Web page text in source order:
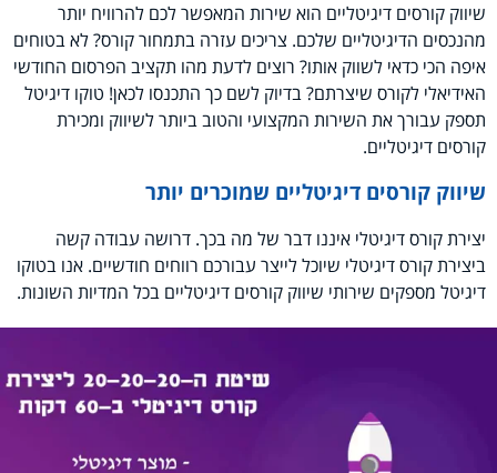
שיווק קורסים דיגיטליים הוא שירות המאפשר לכם להרוויח יותר
מהנכסים הדיגיטליים שלכם. צריכים עזרה בתמחור קורס? לא בטוחים
איפה הכי כדאי לשווק אותו? רוצים לדעת מהו תקציב הפרסום החודשי
האידיאלי לקורס שיצרתם? בדיוק לשם כך התכנסו לכאן! טוקו דיגיטל
תספק עבורך את השירות המקצועי והטוב ביותר לשיווק ומכירת
קורסים דיגיטליים.
שיווק קורסים דיגיטליים שמוכרים יותר
יצירת קורס דיגיטלי איננו דבר של מה בכך. דרושה עבודה קשה
ביצירת קורס דיגיטלי שיוכל לייצר עבורכם רווחים חודשיים. אנו בטוקו
דיגיטל מספקים שירותי שיווק קורסים דיגיטליים בכל המדיות השונות.